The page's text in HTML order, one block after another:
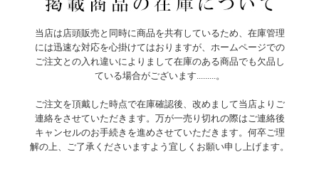
当店は店頭販売と同時に商品を共有しているため、在庫管理
には迅速な対応を心掛けてはおりますが、ホームページでの
ご注文との入れ違いによりまして在庫のある商品でも欠品し
ている場合がございます.........。
ご注文を頂戴した時点で在庫確認後、改めまして当店よりご
連絡をさせていただきます。万が一売り切れの際はご連絡後
キャンセルのお手続きを進めさせていただきます。何卒ご理
解の上、ご了承くださいますよう宜しくお願い申し上げます。